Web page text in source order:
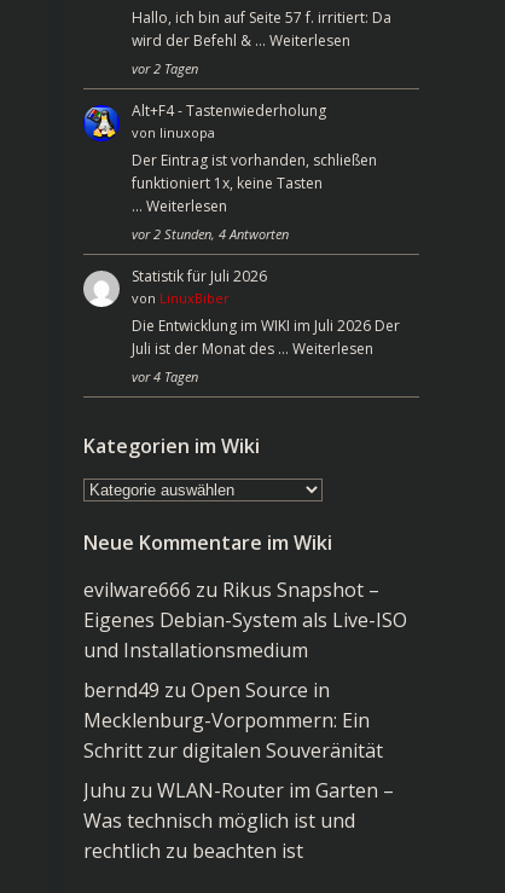
Hallo, ich bin auf Seite 57 f. irritiert: Da
wird der Befehl & … Weiterlesen
vor 2 Tagen
Alt+F4 - Tastenwiederholung
von linuxopa
Der Eintrag ist vorhanden, schließen
funktioniert 1x, keine Tasten
… Weiterlesen
vor 2 Stunden, 4 Antworten
Statistik für Juli 2026
von LinuxBiber
Die Entwicklung im WIKI im Juli 2026 Der
Juli ist der Monat des … Weiterlesen
vor 4 Tagen
Kategorien im Wiki
Kategorien
Wiki
Neue Kommentare im Wiki
evilware666 zu Rikus Snapshot –
Eigenes Debian-System als Live-ISO
und Installationsmedium
bernd49 zu Open Source in
Mecklenburg-Vorpommern: Ein
Schritt zur digitalen Souveränität
Juhu zu WLAN-Router im Garten –
Was technisch möglich ist und
rechtlich zu beachten ist